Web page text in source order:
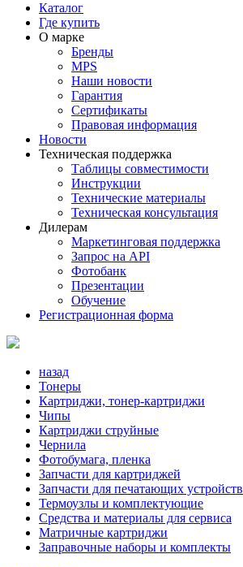
Каталог
Где купить
О марке
Бренды
MPS
Наши новости
Гарантия
Сертификаты
Правовая информация
Новости
Техническая поддержка
Таблицы совместимости
Инструкции
Технические материалы
Техническая консультация
Дилерам
Маркетинговая поддержка
Запрос на API
Фотобанк
Презентации
Обучение
Регистрационная форма
назад
Тонеры
Картриджи, тонер-картриджи
Чипы
Картриджи струйные
Чернила
Фотобумага, пленка
Запчасти для картриджей
Запчасти для печатающих устройств
Термоузлы и комплектующие
Средства и материалы для сервиса
Матричные картриджи
Заправочные наборы и комплекты